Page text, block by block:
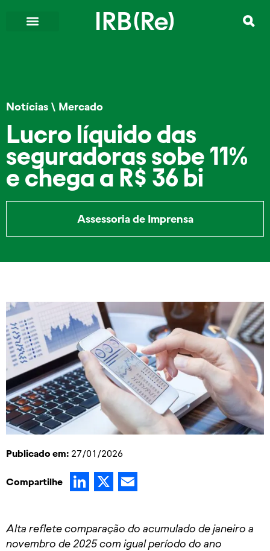
Notícias \ Mercado
Lucro líquido das
seguradoras sobe 11%
e chega a R$ 36 bi
Assessoria de Imprensa
Publicado em: 27/01/2026
Compartilhe LinkedIn
X
Alta reflete comparação do acumulado de janeiro a
novembro de 2025 com igual período do ano